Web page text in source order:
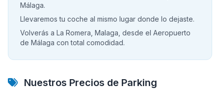
Málaga.
Llevaremos tu coche al mismo lugar donde lo dejaste.
Volverás a La Romera, Malaga, desde el Aeropuerto
de Málaga con total comodidad.
Nuestros Precios de Parking